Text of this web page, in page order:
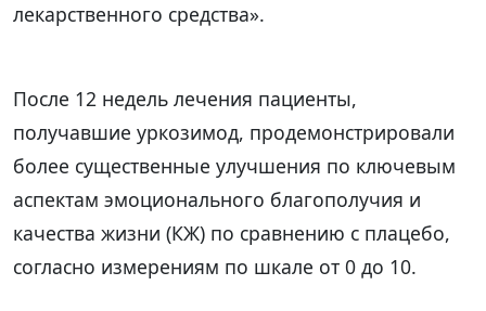
лекарственного средства».
После 12 недель лечения пациенты,
получавшие уркозимод, продемонстрировали
более существенные улучшения по ключевым
аспектам эмоционального благополучия и
качества жизни (КЖ) по сравнению с плацебо,
согласно измерениям по шкале от 0 до 10.